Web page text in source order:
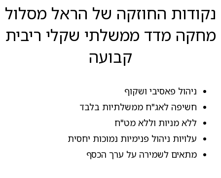
נקודות החוזקה של הראל מסלול
מחקה מדד ממשלתי שקלי ריבית
קבועה
ניהול פאסיבי ושקוף
חשיפה לאג"ח ממשלתיות בלבד
ללא מניות וללא מט"ח
עלויות ניהול פנימיות נמוכות יחסית
מתאים לשמירה על ערך הכסף